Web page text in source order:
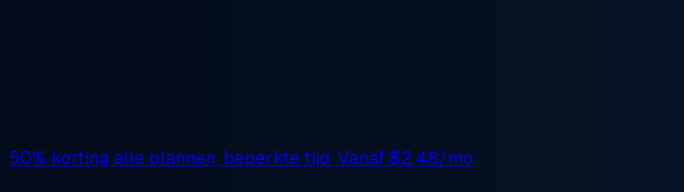
50% korting alle plannen, beperkte tijd. Vanaf$2.48/mo